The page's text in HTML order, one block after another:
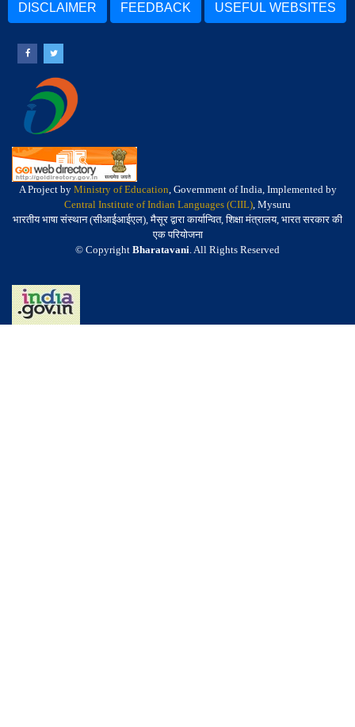
DISCLAIMER FEEDBACK USEFUL WEBSITES
A Project by Ministry of Education, Government of India, Implemented by
Central Institute of Indian Languages (CIIL), Mysuru
भारतीय भाषा संस्थान (सीआईआईएल), मैसूर द्वारा कार्यान्वित, शिक्षा मंत्रालय, भारत सरकार की
एक परियोजना
© Copyright Bharatavani. All Rights Reserved